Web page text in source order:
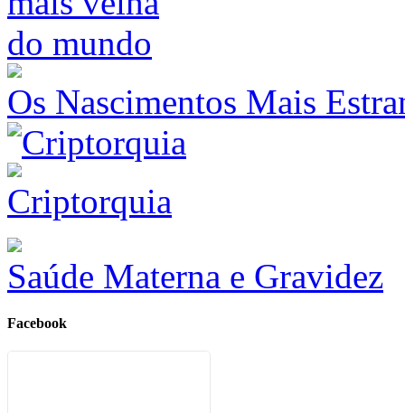
Os Nascimentos Mais
Criptorquia
Saúde Materna e Gravidez
Facebook